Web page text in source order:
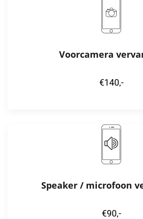
Voorcamera
€140,-
Speaker / microfoon
€90,-